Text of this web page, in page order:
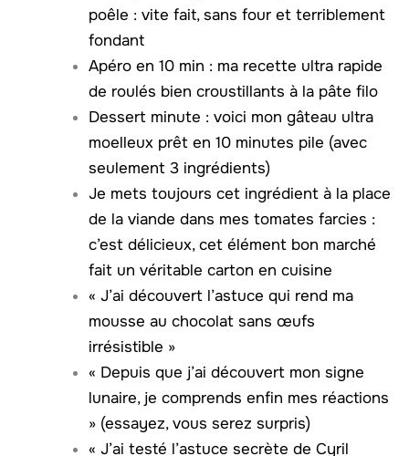
poêle : vite fait, sans four et terriblement
fondant
Apéro en 10 min : ma recette ultra rapide
de roulés bien croustillants à la pâte filo
Dessert minute : voici mon gâteau ultra
moelleux prêt en 10 minutes pile (avec
seulement 3 ingrédients)
Je mets toujours cet ingrédient à la place
de la viande dans mes tomates farcies :
c’est délicieux, cet élément bon marché
fait un véritable carton en cuisine
« J’ai découvert l’astuce qui rend ma
mousse au chocolat sans œufs
irrésistible »
« Depuis que j’ai découvert mon signe
lunaire, je comprends enfin mes réactions
» (essayez, vous serez surpris)
« J’ai testé l’astuce secrète de Cyril